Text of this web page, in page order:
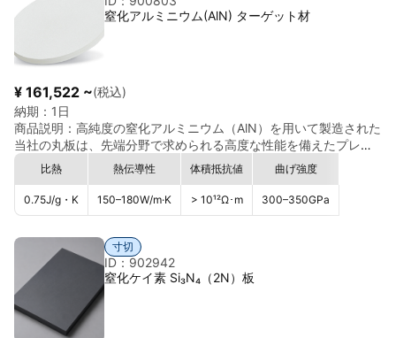
窒化アルミニウム(AlN) ターゲット材
¥ 161,522 ~(税込)
納期： 1日
商品説明： 高純度の窒化アルミニウム（AlN）を用いて製造された
当社の丸板は、先端分野で求められる高度な性能を備えたプレミ
アムセラミック材料です。AlN は本質的に金属並みの優れた熱伝
導性と、高度な電気絶縁性を同時に兼ね備えており、「発熱を確
実に逃がしながら、高電圧や高周波を安全に扱いたい」という要
求がある環境で圧倒的に選ばれています。 この丸板は、厳格な原
密な微細構造を実現しています。そのため、放熱・絶縁性能に加
えて、機械的強度、耐摩耗性、耐熱衝撃性にも優れ、極めて過酷
な条件でも高い信頼性を保持します。また、AlN 特有の低熱膨張
特性により、シリコンなどの電子材料との熱膨張差が小さく、精
密電子部品や半導体パッケージに利用した際に変形や応力が生じ
にくいことも大きな特徴です。 さらに、丸板形状は熱源の中心配
比熱
0.75J/g・K
熱伝導性
150–180W/m·K
体積抵抗値
> 10¹²Ω･m
曲げ強度
300–350GPa
寸切
ID：902942
窒化ケイ素 Si₃N₄（2N）板